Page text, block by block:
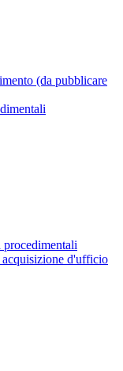
(da pubblicare
d'ufficio